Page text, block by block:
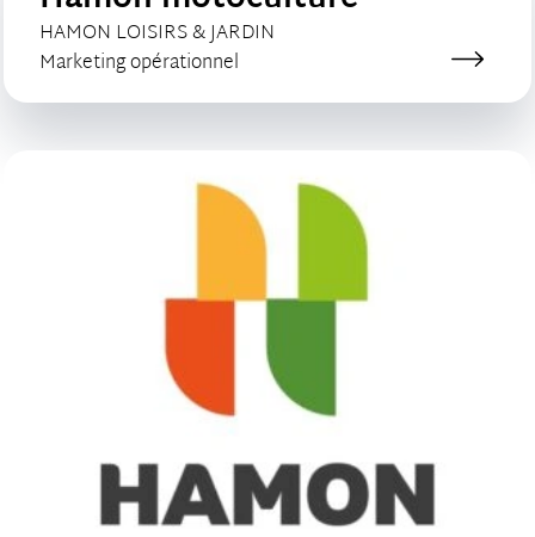
CLIENT :
HAMON LOISIRS & JARDIN
Catégorie de création :
Marketing opérationnel